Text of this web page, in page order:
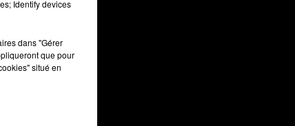
Identify devices
dans "Gérer
que pour
situé en